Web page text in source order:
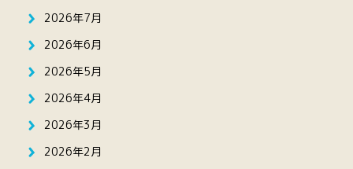
2026年7月
2026年6月
2026年5月
2026年4月
2026年3月
2026年2月